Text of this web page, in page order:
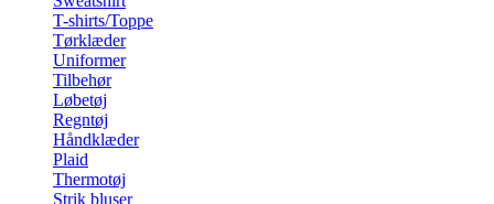
T-shirts/Toppe
Tørklæder
Uniformer
Tilbehør
Løbetøj
Regntøj
Håndklæder
Plaid
Thermotøj
Strik bluser